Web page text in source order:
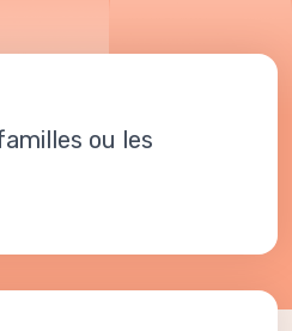
ou les